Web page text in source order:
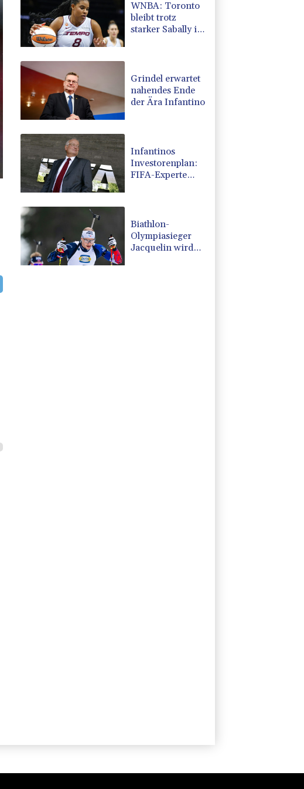
WNBA: Toronto
bleibt trotz
starker Sabally in
Grindel erwartet
nahendes Ende
der Ära Infantino
Infantinos
Investorenplan:
FIFA-Experte
Biathlon-
Olympiasieger
Jacquelin wird